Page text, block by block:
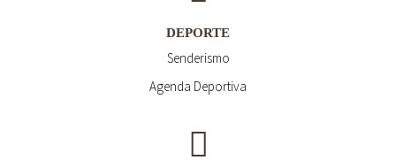
DEPORTE
Senderismo
Agenda Deportiva